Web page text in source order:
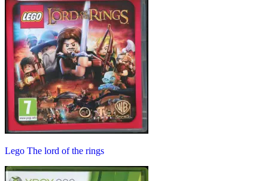
Lego The lord of the rings